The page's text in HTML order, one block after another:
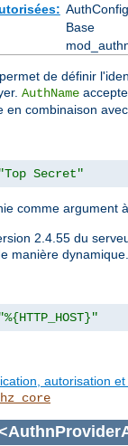
AuthConfig
Base
de définir
AuthName
en combinaison
"Top Secret"
comme argument à
2.4.55 du
manière dynamique.
"%{HTTP_HOST}"
autorisation